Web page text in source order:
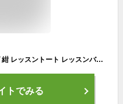
名入れ オリジナル 刺繍 トート バッグ 紺 レッスントート レッスンバッグ 絵本バッグ 幼稚園 小学校 新生活 人気 軽い おしゃれ 男の子 女の子 おすすめ イニシャル キッズ トート プレゼント 名入れ イニシャル 刺繍 トートバッグ B フレーム柄 返品交換不可
トでみる